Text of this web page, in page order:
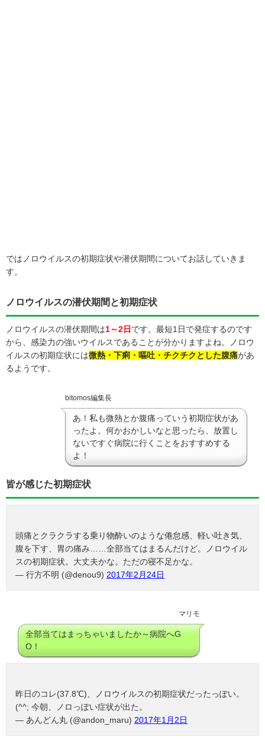
ではノロウイルスの初期症状や潜伏期間についてお話していきま
す。
ノロウイルスの潜伏期間と初期症状
ノロウイルスの潜伏期間は1～2日 です。最短1日で発症するのです
から、感染力の強いウイルスであることが分かりますよね。ノロウ
イルスの初期症状には微熱・下痢・嘔吐・チクチクとした腹痛があ
るようです。
bitomos編集長
あ！私も微熱とか腹痛っていう初期症状があ
ったよ。何かおかしいなと思ったら、放置し
ないですぐ病院に行くことをおすすめする
よ！
皆が感じた初期症状
頭痛とクラクラする乗り物酔いのような倦怠感、軽い吐き気、
腹を下す、胃の痛み……全部当てはまるんだけど。ノロウイル
スの初期症状。大丈夫かな。ただの寝不足かな。
— 行方不明 (@denou9) 2017年2月24日
マリモ
全部当てはまっちゃいましたか～病院へG
O！
昨日のコレ(37.8℃)、ノロウイルスの初期症状だったっぽい。
(^^; 今朝、ノロっぽい症状が出た。
— あんどん丸 (@andon_maru) 2017年1月2日